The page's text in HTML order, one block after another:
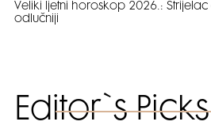
Veliki ljetni horoskop 2026.: Strijelac
odlučniji
Editor`s Picks